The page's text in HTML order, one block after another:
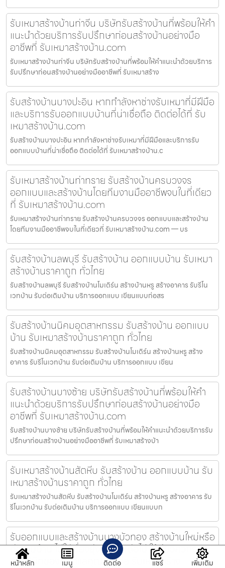
รับเหมาสร้างบ้านท่าจีน บริษัทรับสร้างบ้านที่พร้อมให้คำ
แนะนำด้วยบริการรับปรึกษาก่อนสร้างบ้านอย่างมือ
อาชีพที่ รับเหมาสร้างบ้าน.com
รับเหมาสร้างบ้านท่าจีน บริษัทรับสร้างบ้านที่พร้อมให้คำแนะนำด้วยบริการ
รับปรึกษาก่อนสร้างบ้านอย่างมืออาชีพที่ รับเหมาสร้าง
รับสร้างบ้านบางปะอิน หากกำลังหาช่างรับเหมาที่มีฝีมือ
และบริการรับออกแบบบ้านที่น่าเชื่อถือ ติดต่อได้ที่ รับ
เหมาสร้างบ้าน.com
รับสร้างบ้านบางปะอิน หากกำลังหาช่างรับเหมาที่มีฝีมือและบริการรับ
ออกแบบบ้านที่น่าเชื่อถือ ติดต่อได้ที่ รับเหมาสร้างบ้าน.c
รับเหมาสร้างบ้านท่าทราย รับสร้างบ้านครบวงจร
ออกแบบและสร้างบ้านโดยทีมงานมืออาชีพจบในที่เดียว
ที่ รับเหมาสร้างบ้าน.com
รับเหมาสร้างบ้านท่าทราย รับสร้างบ้านครบวงจร ออกแบบและสร้างบ้าน
โดยทีมงานมืออาชีพจบในที่เดียวที่ รับเหมาสร้างบ้าน.com — บร
รับสร้างบ้านลพบุรี รับสร้างบ้าน ออกแบบบ้าน รับเหมา
สร้างบ้านราคาถูก ทั่วไทย
รับสร้างบ้านลพบุรี รับสร้างบ้านโมเดิร์น สร้างบ้านหรู สร้างอาคาร รับรีโน
เวทบ้าน รับต่อเติมบ้าน บริการออกแบบ เขียนแบบก่อสร
รับสร้างบ้านนิคมอุตสาหกรรม รับสร้างบ้าน ออกแบบ
บ้าน รับเหมาสร้างบ้านราคาถูก ทั่วไทย
รับสร้างบ้านนิคมอุตสาหกรรม รับสร้างบ้านโมเดิร์น สร้างบ้านหรู สร้าง
อาคาร รับรีโนเวทบ้าน รับต่อเติมบ้าน บริการออกแบบ เขียน
รับสร้างบ้านบางซ้าย บริษัทรับสร้างบ้านที่พร้อมให้คำ
แนะนำด้วยบริการรับปรึกษาก่อนสร้างบ้านอย่างมือ
อาชีพที่ รับเหมาสร้างบ้าน.com
รับสร้างบ้านบางซ้าย บริษัทรับสร้างบ้านที่พร้อมให้คำแนะนำด้วยบริการรับ
ปรึกษาก่อนสร้างบ้านอย่างมืออาชีพที่ รับเหมาสร้างบ้า
รับเหมาสร้างบ้านสัตหีบ รับสร้างบ้าน ออกแบบบ้าน รับ
เหมาสร้างบ้านราคาถูก ทั่วไทย
รับเหมาสร้างบ้านสัตหีบ รับสร้างบ้านโมเดิร์น สร้างบ้านหรู สร้างอาคาร รับ
รีโนเวทบ้าน รับต่อเติมบ้าน บริการออกแบบ เขียนแบบก
รับออกแบบและสร้างบ้านบางบัวทอง สร้างบ้านใหม่หรือ
ต่อเติมบ้าน ไม่ใช่เรื่องยุ่งยากอีกต่อไป ให้ทีมวิศวกรและ
สถาปนิกของเราดูแลคุณ ติดต่อ รับเหมาสร้าง
หน้าหลัก เมนู ติดต่อ แชร์ เพิ่มเติม